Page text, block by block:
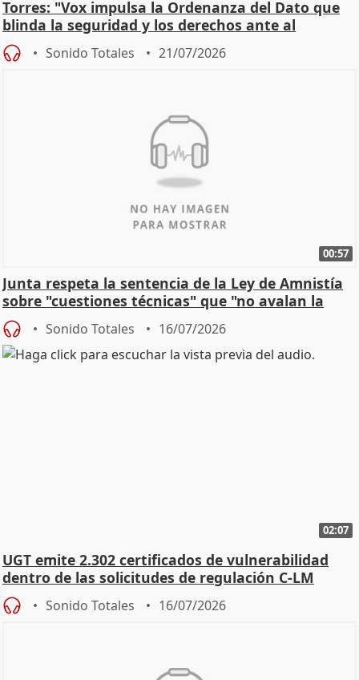
Torres: "Vox impulsa la Ordenanza del Dato que
blinda la seguridad y los derechos ante al
control"
Sonido Totales 21/07/2026
00:57
Junta respeta la sentencia de la Ley de Amnistía
sobre "cuestiones técnicas" que "no avalan la
const
Sonido Totales 16/07/2026
02:07
UGT emite 2.302 certificados de vulnerabilidad
dentro de las solicitudes de regulación C-LM
Sonido Totales 16/07/2026